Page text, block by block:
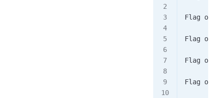
Flag on.
Flag on.
Flag on.
Flag on.